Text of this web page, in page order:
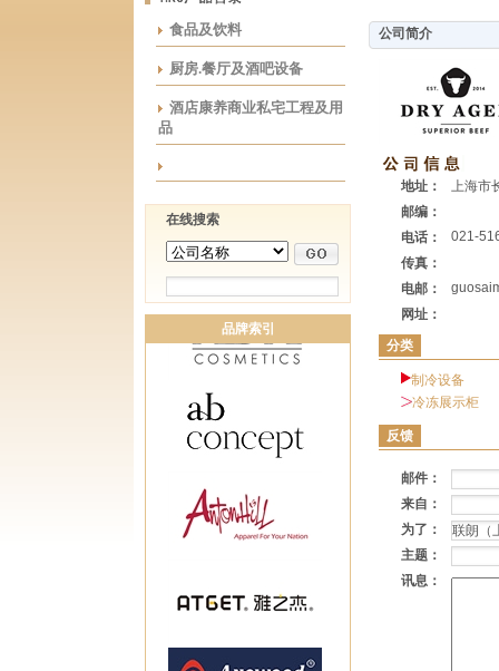
食品及饮料
厨房.餐厅及酒吧设备
酒店康养商业私宅工程及用
品
在线搜索
品牌索引
公司简介
地址：
上海市
邮编：
电话：
021-
传真：
电邮：
网址：
分类
制冷设备
冷冻展示柜
反馈
邮件：
来自：
为了：
主题：
讯息：